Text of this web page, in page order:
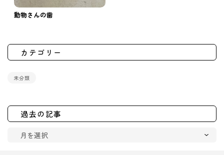
動物さんの歯
カテゴリー
未分類
過去の記事